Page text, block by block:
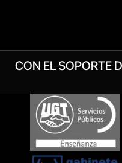
CON EL SOPORTE